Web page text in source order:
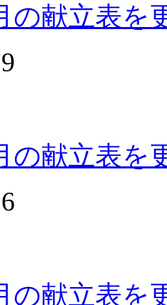
の献立表を
の献立表を
の献立表を